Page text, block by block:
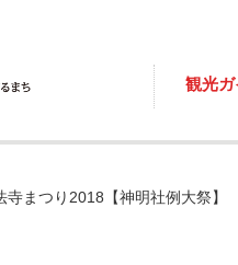
観光ガ
寺まつり2018【神明社例大祭